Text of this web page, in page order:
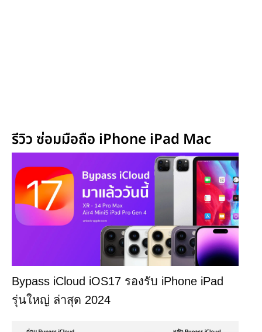
รีวิว ซ่อมมือถือ iPhone iPad Mac
Bypass iCloud iOS17 รองรับ iPhone iPad
รุ่นใหญ่ ล่าสุด 2024